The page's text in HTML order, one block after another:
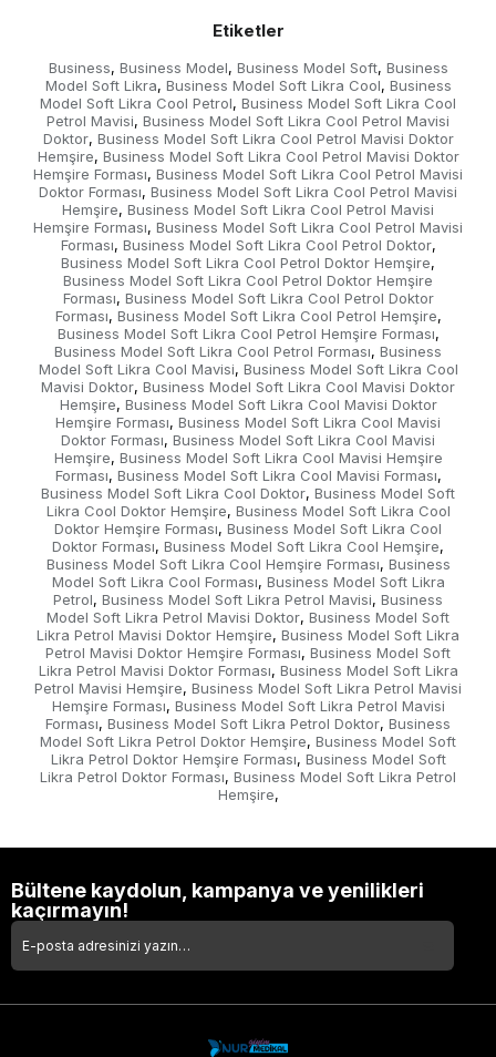
Etiketler
Business, Business Model, Business Model Soft, Business
Model Soft Likra, Business Model Soft Likra Cool, Business
Model Soft Likra Cool Petrol, Business Model Soft Likra Cool
Petrol Mavisi, Business Model Soft Likra Cool Petrol Mavisi
Doktor, Business Model Soft Likra Cool Petrol Mavisi Doktor
Hemşire, Business Model Soft Likra Cool Petrol Mavisi Doktor
Hemşire Forması, Business Model Soft Likra Cool Petrol Mavisi
Doktor Forması, Business Model Soft Likra Cool Petrol Mavisi
Hemşire, Business Model Soft Likra Cool Petrol Mavisi
Hemşire Forması, Business Model Soft Likra Cool Petrol Mavisi
Forması, Business Model Soft Likra Cool Petrol Doktor,
Business Model Soft Likra Cool Petrol Doktor Hemşire,
Business Model Soft Likra Cool Petrol Doktor Hemşire
Forması, Business Model Soft Likra Cool Petrol Doktor
Forması, Business Model Soft Likra Cool Petrol Hemşire,
Business Model Soft Likra Cool Petrol Hemşire Forması,
Business Model Soft Likra Cool Petrol Forması, Business
Model Soft Likra Cool Mavisi, Business Model Soft Likra Cool
Mavisi Doktor, Business Model Soft Likra Cool Mavisi Doktor
Hemşire, Business Model Soft Likra Cool Mavisi Doktor
Hemşire Forması, Business Model Soft Likra Cool Mavisi
Doktor Forması, Business Model Soft Likra Cool Mavisi
Hemşire, Business Model Soft Likra Cool Mavisi Hemşire
Forması, Business Model Soft Likra Cool Mavisi Forması,
Business Model Soft Likra Cool Doktor, Business Model Soft
Likra Cool Doktor Hemşire, Business Model Soft Likra Cool
Doktor Hemşire Forması, Business Model Soft Likra Cool
Doktor Forması, Business Model Soft Likra Cool Hemşire,
Business Model Soft Likra Cool Hemşire Forması, Business
Model Soft Likra Cool Forması, Business Model Soft Likra
Petrol, Business Model Soft Likra Petrol Mavisi, Business
Model Soft Likra Petrol Mavisi Doktor, Business Model Soft
Likra Petrol Mavisi Doktor Hemşire, Business Model Soft Likra
Petrol Mavisi Doktor Hemşire Forması, Business Model Soft
Likra Petrol Mavisi Doktor Forması, Business Model Soft Likra
Petrol Mavisi Hemşire, Business Model Soft Likra Petrol Mavisi
Hemşire Forması, Business Model Soft Likra Petrol Mavisi
Forması, Business Model Soft Likra Petrol Doktor, Business
Model Soft Likra Petrol Doktor Hemşire, Business Model Soft
Likra Petrol Doktor Hemşire Forması, Business Model Soft
Likra Petrol Doktor Forması, Business Model Soft Likra Petrol
Hemşire,
Bültene kaydolun, kampanya ve yenilikleri
kaçırmayın!